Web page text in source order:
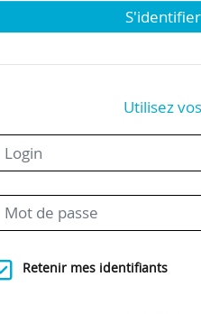
Utilisez
Retenir mes identifiants